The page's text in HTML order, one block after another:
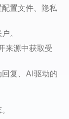
置文件、隐私
。
来源中获取受
复、AI驱动的